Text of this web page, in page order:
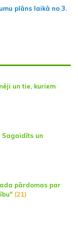
plāns laikā no 3.
un tie, kuriem
Sagaidīts un
pārdomas par
(21)